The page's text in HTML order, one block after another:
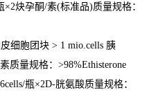
×2炔孕酮/素(标准品)质量规格：
细胞团块 > 1 mio.cells 胰
素质量规格： >98%Ethisterone
瓶×2D-胱氨酸质量规格：